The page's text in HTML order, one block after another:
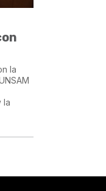
la
la